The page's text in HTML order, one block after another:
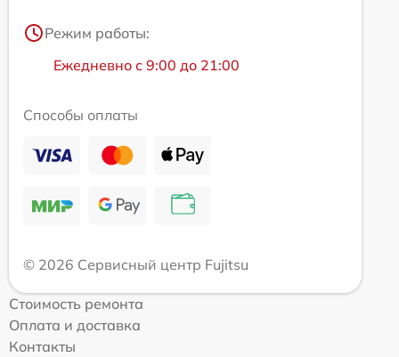
Режим работы:
Ежедневно с 9:00 до 21:00
Способы оплаты
© 2026 Сервисный центр Fujitsu
Стоимость ремонта
Оплата и доставка
Контакты